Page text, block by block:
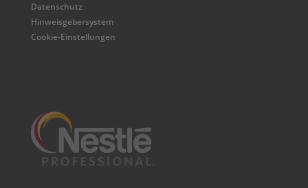
Datenschutz
Hinweisgebersystem
Cookie-Einstellungen